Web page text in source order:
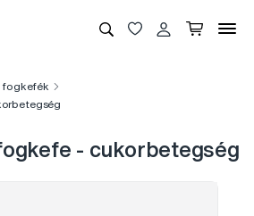
fogkefék
- cukorbetegség